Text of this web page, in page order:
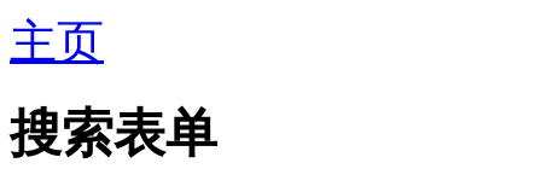
主页
搜索表单